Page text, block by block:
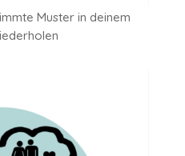
Muster in deinem